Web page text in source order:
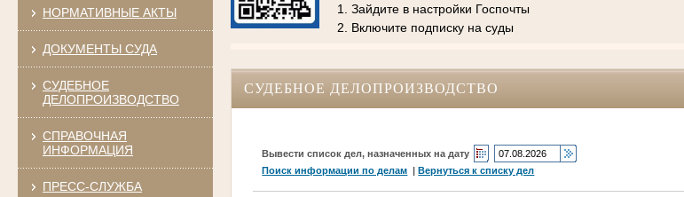
НОРМАТИВНЫЕ АКТЫ
ДОКУМЕНТЫ СУДА
СУДЕБНОЕ
ДЕЛОПРОИЗВОДСТВО
СПРАВОЧНАЯ
ИНФОРМАЦИЯ
ПРЕСС-СЛУЖБА
1. Зайдите в настройки Госпочты
2. Включите подписку на суды
СУДЕБНОЕ ДЕЛОПРОИЗВОДСТВО
Вывести список дел, назначенных на дату
Поиск информации по делам |Вернуться к списку дел